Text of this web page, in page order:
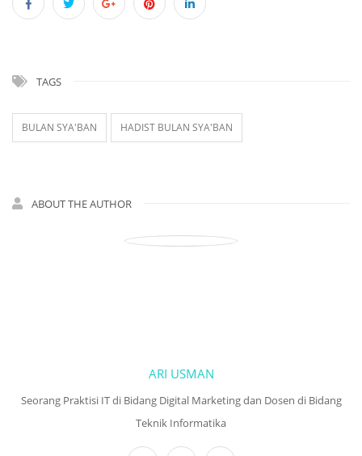
TAGS
BULAN SYA'BAN HADIST BULAN SYA'BAN
ABOUT THE AUTHOR
ARI USMAN
Seorang Praktisi IT di Bidang Digital Marketing dan Dosen di Bidang
Teknik Informatika